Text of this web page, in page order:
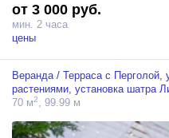
- Настроенный красный рояль;
- Огромные окна, солнечная
- Оранжерея с медной ванной и
- 4 импульсных источника
- 1-й этаж, кондиционеры,
минимальное время
от 3 000 руб.
мин. 2 часа
цены
Веранда / Терраса с
растениями, установка шатра
70 м2 , 99.99 м